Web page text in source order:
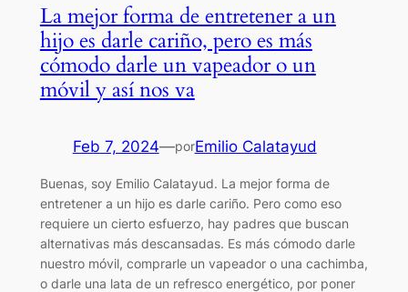
La mejor forma de entretener a un
hijo es darle cariño, pero es más
cómodo darle un vapeador o un
móvil y así nos va
Feb 7, 2024—porEmilio Calatayud
Buenas, soy Emilio Calatayud. La mejor forma de
entretener a un hijo es darle cariño. Pero como eso
requiere un cierto esfuerzo, hay padres que buscan
alternativas más descansadas. Es más cómodo darle
nuestro móvil, comprarle un vapeador o una cachimba,
o darle una lata de un refresco energético, por poner